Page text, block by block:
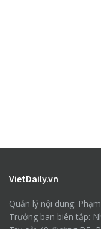
VietDaily.vn
Quản lý nội dung:
Trưởng ban biên tập: